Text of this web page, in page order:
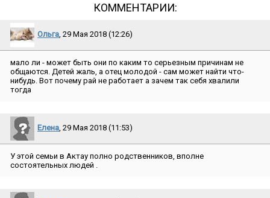
КОММЕНТАРИИ:
Ольга, 29 Мая 2018 (12:26)
мало ли - может быть они по каким то серьезным причинам не
общаются. Детей жаль, а отец молодой - сам может найти что-
нибудь. Вот почему рай не работает а зачем так себя хвалили
тогда
Елена, 29 Мая 2018 (11:53)
У этой семьи в Актау полно родственников, вполне
состоятельных людей .